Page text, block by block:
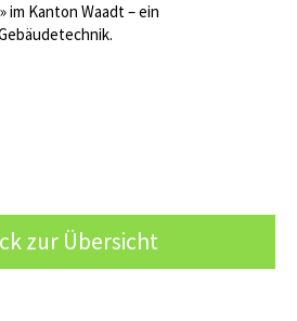
im Kanton Waadt – ein
zur Übersicht